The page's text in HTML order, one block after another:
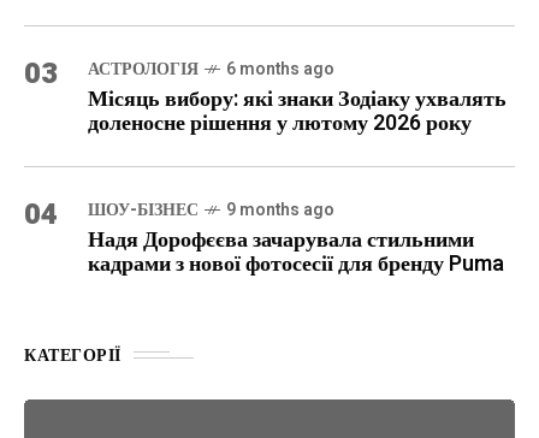
03 АСТРОЛОГІЯ 6 months ago
Місяць вибору: які знаки Зодіаку ухвалять
доленосне рішення у лютому 2026 року
04 ШОУ-БІЗНЕС 9 months ago
Надя Дорофєєва зачарувала стильними
кадрами з нової фотосесії для бренду Puma
КАТЕГОРІЇ